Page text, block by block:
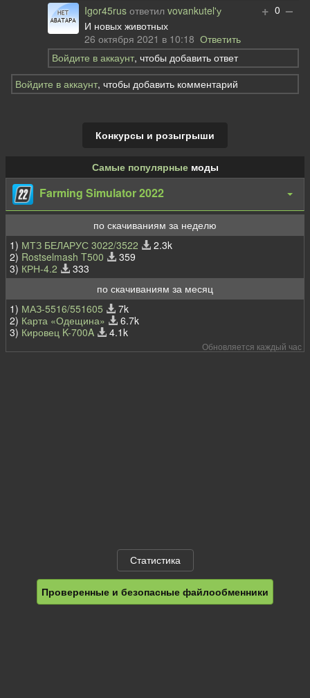
+ 0 –
Igor45rus ответил vovankutel'у
И новых животных
26 октября 2021 в 10:18 Ответить
Войдите в аккаунт, чтобы добавить ответ
Войдите в аккаунт, чтобы добавить комментарий
Конкурсы и розыгрыши
Самые популярныемоды
Farming Simulator 2022
по скачиваниям за неделю
1) МТЗ БЕЛАРУС 3022/3522
2.3k
2) Rostselmash T500
359
3) КРН-4.2
333
по скачиваниям за месяц
1) МАЗ-5516/551605
7k
2) Карта «Одещина»
6.7k
3) Кировец K-700A 4.1k
Обновляется каждый час
Статистика
Проверенные и безопасные файлообменники